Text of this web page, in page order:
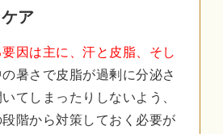
ア
因は主に、汗と皮脂、そし
暑さで皮脂が過剰に分泌さ
てしまったりしないよう、
階から対策しておく必要が